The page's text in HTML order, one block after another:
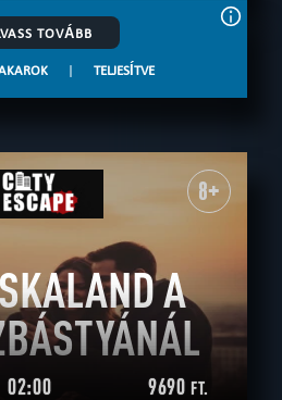
TOVÁBB
| TELJESÍTVE
8+
A
02:00 9690FT.